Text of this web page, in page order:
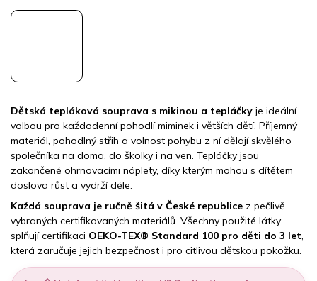
Dětská tepláková souprava s mikinou a tepláčky je ideální
volbou pro každodenní pohodlí miminek i větších dětí. Příjemný
materiál, pohodlný střih a volnost pohybu z ní dělají skvělého
společníka na doma, do školky i na ven. Tepláčky jsou
zakončené ohrnovacími náplety, díky kterým mohou s dítětem
doslova růst a vydrží déle.
Každá souprava je ručně šitá v České republice z pečlivě
vybraných certifikovaných materiálů. Všechny použité látky
splňují certifikaci OEKO-TEX® Standard 100 pro děti do 3 let
která zaručuje jejich bezpečnost i pro citlivou dětskou pokožku.